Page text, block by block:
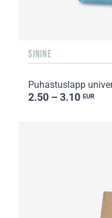
SININE
Puhastuslapp
2.50 – 3.10 EUR